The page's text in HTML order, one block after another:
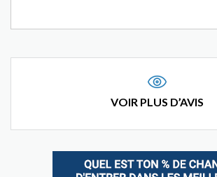
VOIR PLUS D’AVIS